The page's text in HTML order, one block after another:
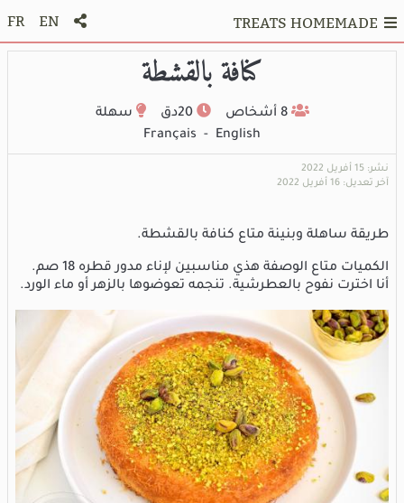
EN
FR
كنافة بالقشطة
8 أشخاص 20دق
سهلة
English
-
Français
نشر: 15 أفريل 2022
آخر تعديل: 16 أفريل 2022
طريقة ساهلة وبنينة متاع كنافة بالقشطة.
الكميات متاع الوصفة هذي مناسبين لإناء مدور قطره 18 صم.
أنا اخترت نفوح بالعطرشية. تنجمه تعوضوها بالزهر أو ماء الورد.